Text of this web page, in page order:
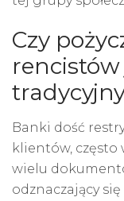
Czy
Banki dość
klientów, często
wielu
odznaczający